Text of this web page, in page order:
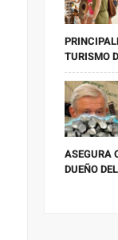
TURISMO
ASEGURA
DUEÑO